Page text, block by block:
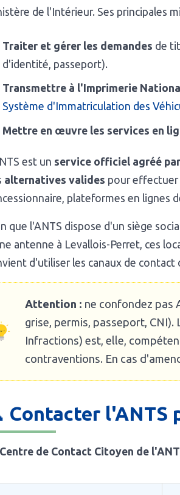
de l'Intérieur. Ses principales
Traiter et gérer les demandes de
d'identité, passeport).
Transmettre à l'Imprimerie
Système d'Immatriculation des
Mettre en œuvre les services en
est un service officiel agréé
alternatives valides pour effectuer
plateformes en lignes
que l'ANTS dispose d'un siège
antenne à Levallois-Perret, ces
d'utiliser les canaux de contact
Attention : ne confondez pas
grise, permis, passeport,
Infractions) est, elle,
contraventions. En cas
Contacter l'ANTS
Centre de Contact Citoyen de